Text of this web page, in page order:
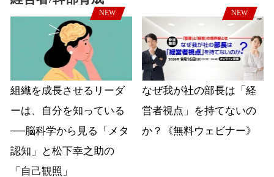
NEW
組織を成長させるリーダ
ーは、自分を知っている
──脳科学から見る「メタ
認知」と松下幸之助の
「自己観照」
NEW
なぜ我が社の部長は「経
営者視点」を持てないの
か？《無料ウェビナー》